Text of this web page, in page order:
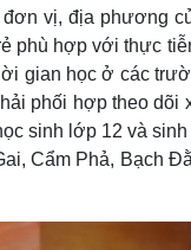
vị, địa phương
phù hợp với thực
gian học ở các
phối hợp theo dõi
sinh lớp 12 và
Cẩm Phả, Bạch